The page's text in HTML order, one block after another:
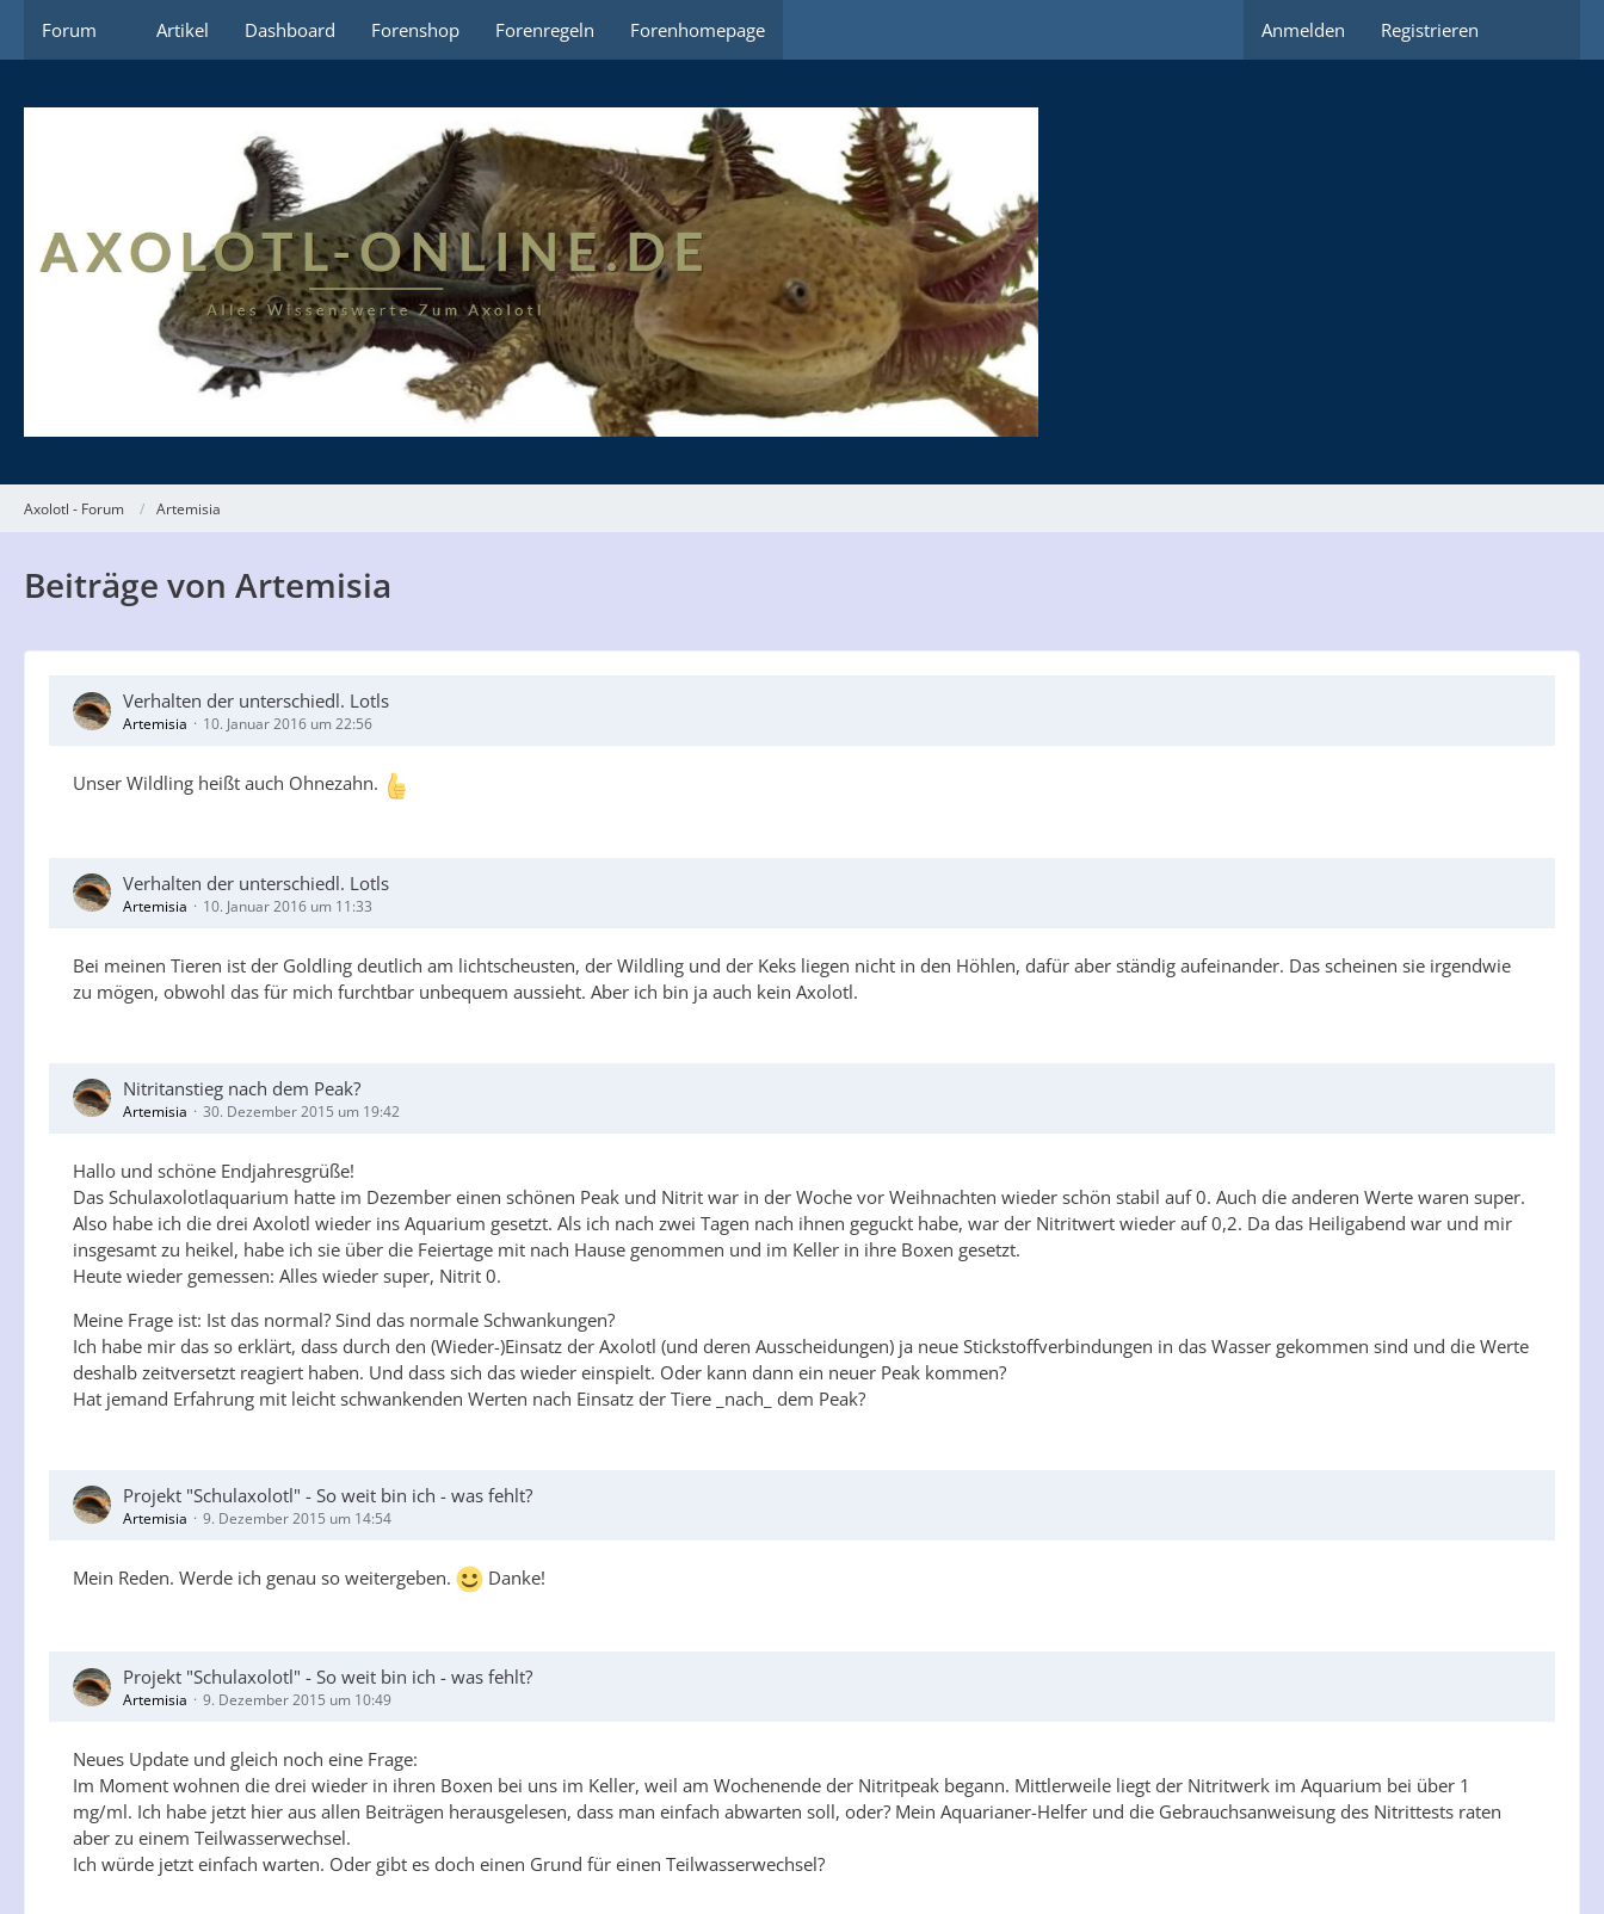
Forum Artikel Dashboard Forenshop Forenregeln Forenhomepage Anmelden Registrieren
Axolotl - Forum Artemisia
Beiträge von Artemisia
Verhalten der unterschiedl. Lotls
Artemisia 10. Januar 2016 um 22:56
Unser Wildling heißt auch Ohnezahn.
Verhalten der unterschiedl. Lotls
Artemisia 10. Januar 2016 um 11:33
Bei meinen Tieren ist der Goldling deutlich am lichtscheusten, der Wildling und der Keks liegen nicht in den Höhlen, dafür aber ständig aufeinander. Das scheinen sie irgendwie
zu mögen, obwohl das für mich furchtbar unbequem aussieht. Aber ich bin ja auch kein Axolotl.
Nitritanstieg nach dem Peak?
Artemisia 30. Dezember 2015 um 19:42
Hallo und schöne Endjahresgrüße!
Das Schulaxolotlaquarium hatte im Dezember einen schönen Peak und Nitrit war in der Woche vor Weihnachten wieder schön stabil auf 0. Auch die anderen Werte waren super.
Also habe ich die drei Axolotl wieder ins Aquarium gesetzt. Als ich nach zwei Tagen nach ihnen geguckt habe, war der Nitritwert wieder auf 0,2. Da das Heiligabend war und mir
insgesamt zu heikel, habe ich sie über die Feiertage mit nach Hause genommen und im Keller in ihre Boxen gesetzt.
Heute wieder gemessen: Alles wieder super, Nitrit 0.
Meine Frage ist: Ist das normal? Sind das normale Schwankungen?
Ich habe mir das so erklärt, dass durch den (Wieder-)Einsatz der Axolotl (und deren Ausscheidungen) ja neue Stickstoffverbindungen in das Wasser gekommen sind und die Werte
deshalb zeitversetzt reagiert haben. Und dass sich das wieder einspielt. Oder kann dann ein neuer Peak kommen?
Hat jemand Erfahrung mit leicht schwankenden Werten nach Einsatz der Tiere _nach_ dem Peak?
Projekt "Schulaxolotl" - So weit bin ich - was fehlt?
Artemisia 9. Dezember 2015 um 14:54
Mein Reden. Werde ich genau so weitergeben. Danke!
Projekt "Schulaxolotl" - So weit bin ich - was fehlt?
Artemisia 9. Dezember 2015 um 10:49
Neues Update und gleich noch eine Frage:
Im Moment wohnen die drei wieder in ihren Boxen bei uns im Keller, weil am Wochenende der Nitritpeak begann. Mittlerweile liegt der Nitritwerk im Aquarium bei über 1
mg/ml. Ich habe jetzt hier aus allen Beiträgen herausgelesen, dass man einfach abwarten soll, oder? Mein Aquarianer-Helfer und die Gebrauchsanweisung des Nitrittests raten
aber zu einem Teilwasserwechsel.
Ich würde jetzt einfach warten. Oder gibt es doch einen Grund für einen Teilwasserwechsel?